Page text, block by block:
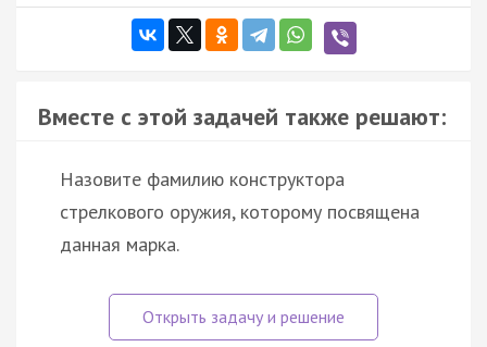
Вместе с этой задачей также решают:
Назовите фамилию конструктора
стрелкового оружия, которому посвящена
данная марка.